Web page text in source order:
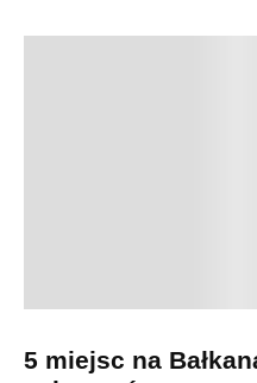
5 miejsc na